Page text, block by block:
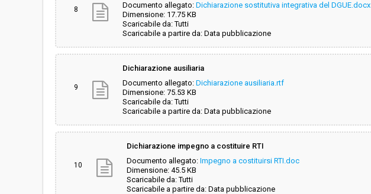
8
Documento allegato: Dichiarazione sostitutiva integrativa del DGUE.docx
Dimensione: 17.75 KB
Scaricabile da: Tutti
Scaricabile a partire da: Data pubblicazione
9
Dichiarazione ausiliaria
Documento allegato: Dichiarazione ausiliaria.rtf
Dimensione: 75.53 KB
Scaricabile da: Tutti
Scaricabile a partire da: Data pubblicazione
10
Dichiarazione impegno a costituire RTI
Documento allegato: Impegno a costituirsi RTI.doc
Dimensione: 45.5 KB
Scaricabile da: Tutti
Scaricabile a partire da: Data pubblicazione